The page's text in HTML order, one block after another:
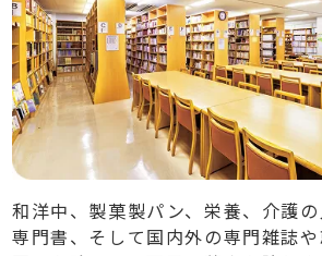
和洋中、製菓製パン、栄養、介護
専門書、そして国内外の専門雑誌